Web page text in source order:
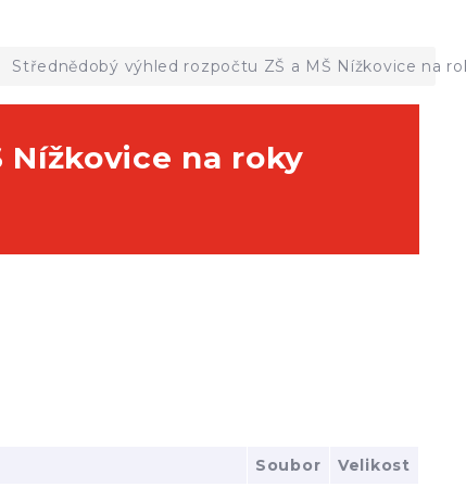
Střednědobý výhled rozpočtu ZŠ a MŠ Nížkovice na
Nížkovice na roky
Soubor Velikost